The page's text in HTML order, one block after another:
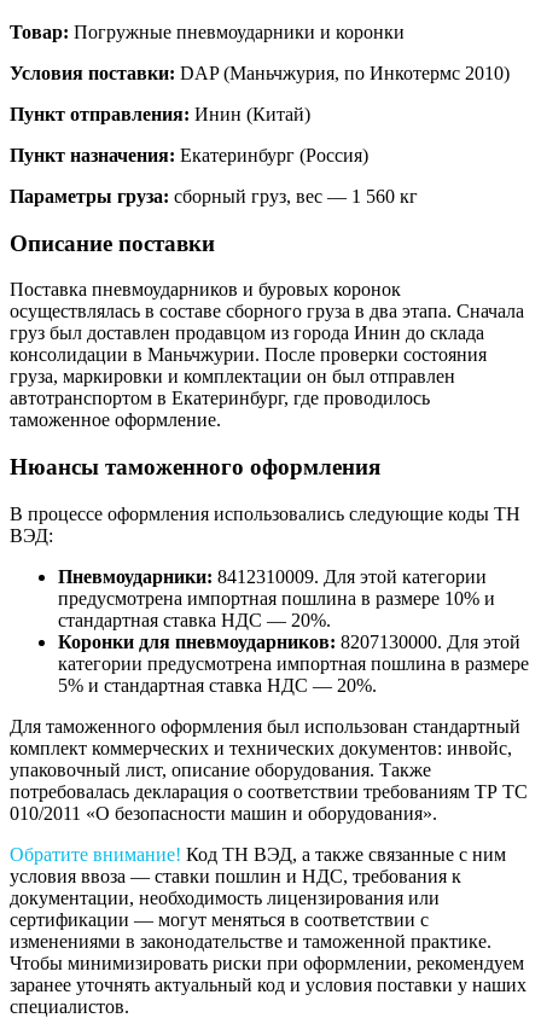
Товар: Погружные пневмоударники и коронки
Условия поставки: DAP (Маньчжурия, по Инкотермс 2010)
Пункт отправления: Инин (Китай)
Пункт назначения: Екатеринбург (Россия)
Параметры груза: сборный груз, вес — 1 560 кг
Описание поставки
Поставка пневмоударников и буровых коронок
осуществлялась в составе сборного груза в два этапа. Сначала
груз был доставлен продавцом из города Инин до склада
консолидации в Маньчжурии. После проверки состояния
груза, маркировки и комплектации он был отправлен
автотранспортом в Екатеринбург, где проводилось
таможенное оформление.
Нюансы таможенного оформления
В процессе оформления использовались следующие коды ТН
ВЭД:
Пневмоударники: 8412310009. Для этой категории
предусмотрена импортная пошлина в размере 10% и
стандартная ставка НДС — 20%.
Коронки для пневмоударников: 8207130000. Для этой
категории предусмотрена импортная пошлина в размере
5% и стандартная ставка НДС — 20%.
Для таможенного оформления был использован стандартный
комплект коммерческих и технических документов: инвойс,
упаковочный лист, описание оборудования. Также
потребовалась декларация о соответствии требованиям ТР ТС
010/2011 «О безопасности машин и оборудования».
Обратите внимание! Код ТН ВЭД, а также связанные с ним
условия ввоза — ставки пошлин и НДС, требования к
документации, необходимость лицензирования или
сертификации — могут меняться в соответствии с
изменениями в законодательстве и таможенной практике.
Чтобы минимизировать риски при оформлении, рекомендуем
заранее уточнять актуальный код и условия поставки у наших
специалистов.